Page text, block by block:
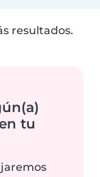
resultados.
tu